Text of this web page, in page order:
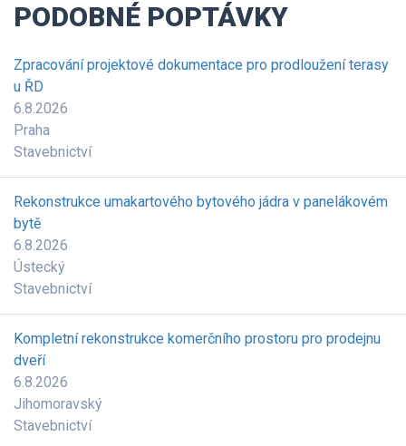
PODOBNÉ POPTÁVKY
Zpracování projektové dokumentace pro prodloužení terasy
u ŘD
6.8.2026
Praha
Stavebnictví
Rekonstrukce umakartového bytového jádra v panelákovém
bytě
6.8.2026
Ústecký
Stavebnictví
Kompletní rekonstrukce komerčního prostoru pro prodejnu
dveří
6.8.2026
Jihomoravský
Stavebnictví